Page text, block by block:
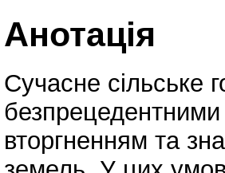
Анотація
Сучасне сільське
вторгненням та